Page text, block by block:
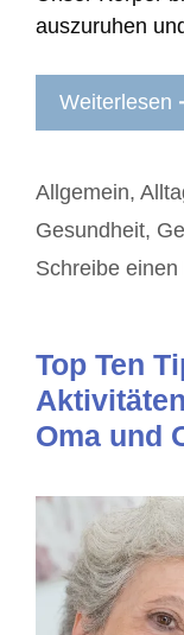
auszuruhen
Weiterlesen
Kategorien
Allgemein,
Gesundheit,
Schreibe
Top Ten
Oma und